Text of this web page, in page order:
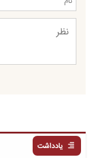
یادداشت